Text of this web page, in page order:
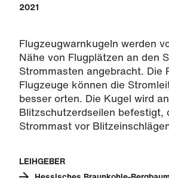
2021
Flugzeugwarnkugeln werden
Nähe von Flugplätzen an den
Strommasten angebracht. Die
Flugzeuge können die
besser orten. Die Kugel wird an
Blitzschutzerdseilen befestigt,
Strommast vor
LEIHGEBER